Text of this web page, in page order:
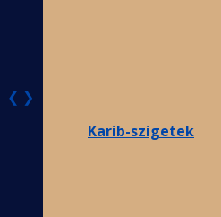
Karib-szigetek
❮ ❯